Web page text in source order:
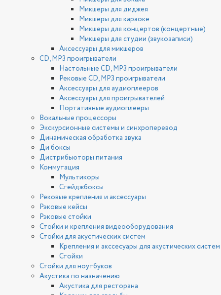
Микшеры для диджея
Микшеры для караоке
Микшеры для концертов (концертные)
Микшеры для студии (звукозаписи)
Аксессуары для микшеров
CD, MP3 проигрыватели
Настольные CD, MP3 проигрыватели
Рековые CD, MP3 проигрыватели
Аксессуары для аудиоплееров
Аксессуары для проигрывателей
Портативные аудиоплееры
Вокальные процессоры
Экскурсионные системы и синхроперевод
Динамическая обработка звука
Ди боксы
Дистрибьюторы питания
Коммутация
Мультикоры
Стейджбоксы
Рековые крепления и аксессуары
Рэковые кейсы
Рэковые стойки
Стойки и крепления видеооборудования
Стойки для акустических систем
Крепления и акссесуары для акустических систем
Стойки
Стойки для ноутбуков
Акустика по назначению
Акустика для ресторана